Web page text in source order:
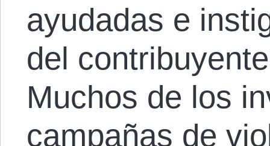
ayudadas e
del
Muchos de los
campañas de